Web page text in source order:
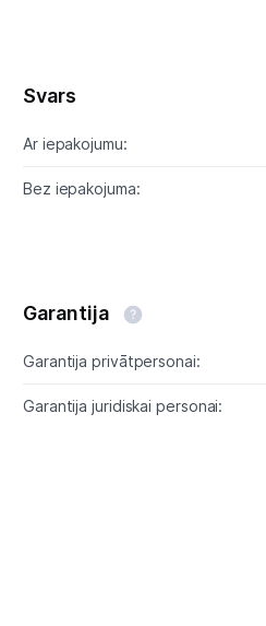
Svars
Ar iepakojumu:
Bez iepakojuma:
Garantija
Garantija privātpersonai:
Garantija juridiskai personai: